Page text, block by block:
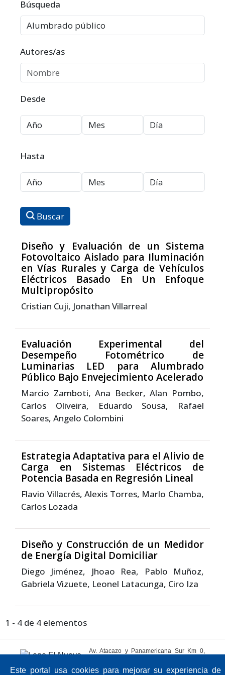
Filtros avanzados
Búsqueda
Autores/as
Desde
Hasta
Buscar
Diseño y Evaluación de un Sistema
Fotovoltaico Aislado para Iluminación
en Vías Rurales y Carga de Vehículos
Eléctricos Basado En Un Enfoque
Multipropósito
Cristian Cuji, Jonathan Villarreal
Evaluación Experimental del
Desempeño Fotométrico de
Luminarias LED para Alumbrado
Público Bajo Envejecimiento Acelerado
Marcio Zamboti, Ana Becker, Alan Pombo,
Carlos Oliveira, Eduardo Sousa, Rafael
Soares, Angelo Colombini
Estrategia Adaptativa para el Alivio de
Carga en Sistemas Eléctricos de
Potencia Basada en Regresión Lineal
Flavio Villacrés, Alexis Torres, Marlo Chamba,
Carlos Lozada
Diseño y Construcción de un Medidor
de Energía Digital Domiciliar
Diego Jiménez, Jhoao Rea, Pablo Muñoz,
Gabriela Vizuete, Leonel Latacunga, Ciro Iza
1 - 4 de 4 elementos
Av. Atacazo y Panamericana Sur Km 0,
Código Postal 17211991 / Mejía - Ecuador
Este portal usa cookies para mejorar su experiencia de